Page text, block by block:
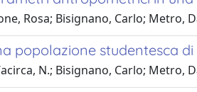
Rosa; Bisignano, Carlo; Metro,
popolazione studentesca di
N.; Bisignano, Carlo; Metro,